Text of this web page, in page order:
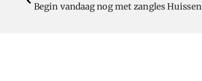
Begin vandaag nog met zangles Huissen